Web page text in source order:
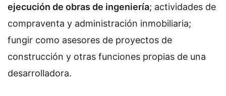
ejecución de obras de ingeniería; actividades de
compraventa y administración inmobiliaria;
fungir como asesores de proyectos de
construcción y otras funciones propias de una
desarrolladora.